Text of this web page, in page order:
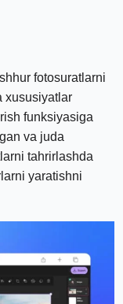
fotosuratlarni
xususiyatlar
funksiyasiga
va juda
tahrirlashda
yaratishni